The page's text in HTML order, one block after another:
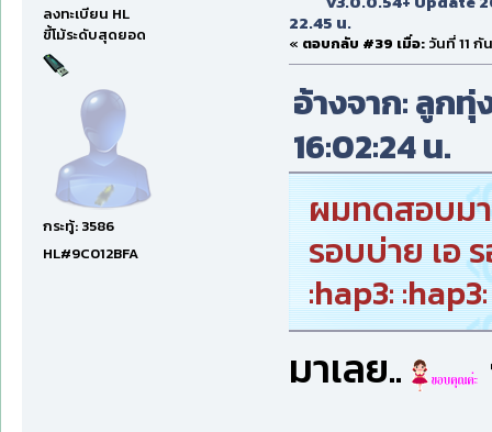
ลงทะเบียน HL
ขี้โม้ระดับสุดยอด
กระทู้: 3586
HL#9C012BFA
22.45 น.
« ตอบกลับ #39 เมื่อ: วันที่ 11 กั
อ้างจาก: ลูก
16:02:24 น.
ผมทดสอบม
รอบบ่าย เอ
:hap3: :hap3:
มาเลย..